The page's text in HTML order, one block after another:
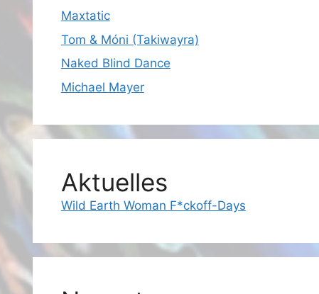
Maxtatic
Tom & Móni (Takiwayra)
Naked Blind Dance
Michael Mayer
Aktuelles
Wild Earth Woman F*ckoff-Days